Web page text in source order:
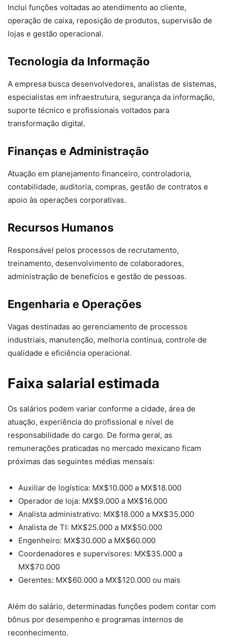
Inclui funções voltadas ao atendimento ao cliente,
operação de caixa, reposição de produtos, supervisão de
lojas e gestão operacional.
Tecnologia da Informação
A empresa busca desenvolvedores, analistas de sistemas,
especialistas em infraestrutura, segurança da informação,
suporte técnico e profissionais voltados para
transformação digital.
Finanças e Administração
Atuação em planejamento financeiro, controladoria,
contabilidade, auditoria, compras, gestão de contratos e
apoio às operações corporativas.
Recursos Humanos
Responsável pelos processos de recrutamento,
treinamento, desenvolvimento de colaboradores,
administração de benefícios e gestão de pessoas.
Engenharia e Operações
Vagas destinadas ao gerenciamento de processos
industriais, manutenção, melhoria contínua, controle de
qualidade e eficiência operacional.
Faixa salarial estimada
Os salários podem variar conforme a cidade, área de
atuação, experiência do profissional e nível de
responsabilidade do cargo. De forma geral, as
remunerações praticadas no mercado mexicano ficam
próximas das seguintes médias mensais:
Auxiliar de logística: MX$10.000 a MX$18.000
Operador de loja: MX$9.000 a MX$16.000
Analista administrativo: MX$18.000 a MX$35.000
Analista de TI: MX$25.000 a MX$50.000
Engenheiro: MX$30.000 a MX$60.000
Coordenadores e supervisores: MX$35.000 a
MX$70.000
Gerentes: MX$60.000 a MX$120.000 ou mais
Além do salário, determinadas funções podem contar com
bônus por desempenho e programas internos de
reconhecimento.